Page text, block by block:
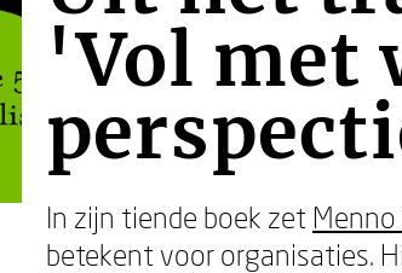
'Vol met
In zijn tiende boek zet
betekent voor organisaties.